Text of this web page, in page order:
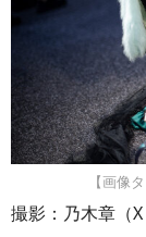
【画像
撮影：乃木章（X